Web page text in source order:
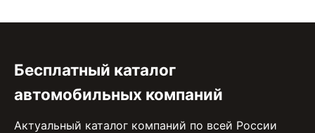
Бесплатный каталог
автомобильных компаний
Актуальный каталог компаний по всей России